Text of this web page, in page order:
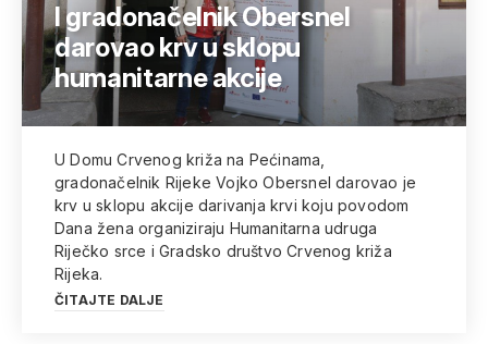
I gradonačelnik Obersnel
darovao krv u sklopu
humanitarne akcije
U Domu Crvenog križa na Pećinama,
gradonačelnik Rijeke Vojko Obersnel darovao je
krv u sklopu akcije darivanja krvi koju povodom
Dana žena organiziraju Humanitarna udruga
Riječko srce i Gradsko društvo Crvenog križa
Rijeka.
ČITAJTE DALJE